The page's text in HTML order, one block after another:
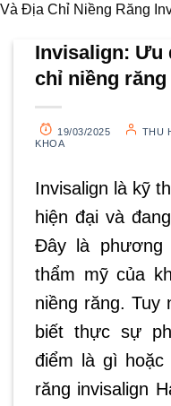
Và Địa Chỉ Niềng Răng
Invisalign: Ưu
chỉ niềng
19/03/2025 THU
KHOA
Invisalign là kỹ
hiện đại và
Đây là phương
thẩm mỹ của
niềng răng. Tuy
biết thực sự
điểm là gì hoặc
răng invisalign